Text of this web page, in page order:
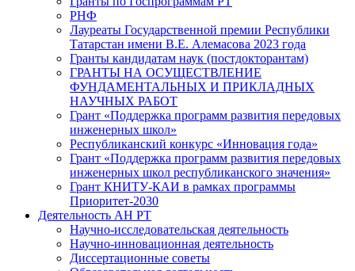
РНФ
Лауреаты Государственной премии Республики
Татарстан имени В.Е. Алемасова 2023 года
Гранты кандидатам наук (постдокторантам)
ГРАНТЫ НА ОСУЩЕСТВЛЕНИЕ
ФУНДАМЕНТАЛЬНЫХ И ПРИКЛАДНЫХ
НАУЧНЫХ РАБОТ
Грант «Поддержка программ развития передовых
инженерных школ»
Республиканский конкурс «Инновация года»
Грант «Поддержка программ развития передовых
инженерных школ республиканского значения»
Грант КНИТУ-КАИ в рамках программы
Приоритет-2030
Деятельность АН РТ
Научно-исследовательская деятельность
Научно-инновационная деятельность
Диссертационные советы